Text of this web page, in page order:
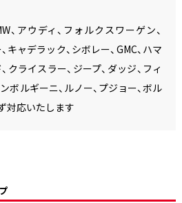
、アウディ、フォルクスワーゲン、
キャデラック、シボレー、GMC、ハマ
クライスラー、ジープ、ダッジ、フィ
ボルギーニ、ルノー、プジョー、ボル
対応いたします